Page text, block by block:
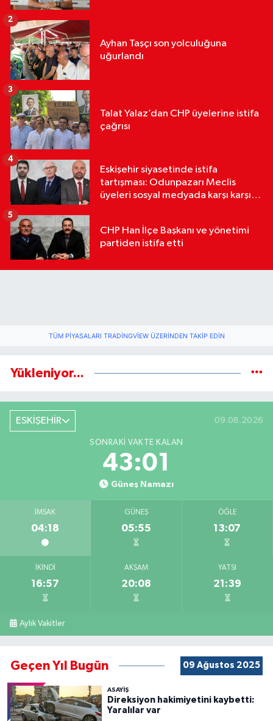
Ayhan Taşçı son yolculuğuna
uğurlandı
2
Talat Yalaz’dan CHP üyelerine istifa
çağrısı
3
Eskişehir siyasetinde istifa
tartışması: Odunpazarı Meclis
üyeleri sosyal medyada karşı karşıya
4
CHP Han İlçe Başkanı ve yönetimi
partiden istifa etti
5
TÜM PIYASALARI TRADINGVIEW ÜZERINDEN TAKIP EDIN
Yükleniyor...
ESKİŞEHİR 09.08.2026
SONRAKI VAKTE KALAN
43:00
Güneş Namazı
İMSAK
04:18
GÜNEŞ
05:55
ÖĞLE
13:07
İKINDI
16:57
AKŞAM
20:08
YATSI
21:39
Aylık Vakitler
Geçen Yıl Bugün 09 Ağustos 2025
ASAYİŞ
Direksiyon hakimiyetini kaybetti:
Yaralılar var